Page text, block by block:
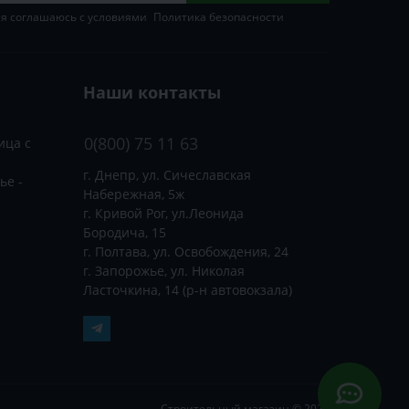
соглашаюсь с условиями Политика безопасности
с
-
Наши контакты
0(800) 75 11 63
г. Днепр, ул. Сичеславская
Набережная, 5ж
г. Кривой Рог, ул.Леонида
Бородича, 15
г. Полтава, ул. Освобождения, 24
г. Запорожье, ул. Николая
Ласточкина, 14 (р-н автовокзала)